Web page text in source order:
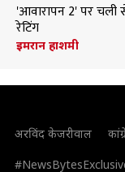
'आवारापन 2' पर चली
रेटिंग
इमरान हाशमी
अरविंद केजरीवाल